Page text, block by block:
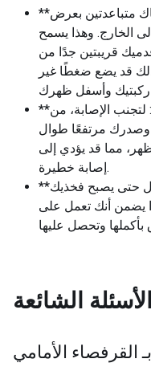
**وضع القدم**: يجب أن تكون قدماك متباعدتين بعرض
الخارج. وهذا يسمح
قريبتين جدًا من
ذلك قد يضع ضغطًا غير
**الحفاظ على عمود فقري محايد**: لتجنب الإصابة، من
مرتفعًا طوال
مما قد يؤدي إلى
إصابة خطيرة.
**نطاق الحركة الكامل**: تأكد من النزول حتى يصبح فخذيك
يضمن أنك تعمل على
وتحصل عليها
الأسئلة الشائعة
القرفصاء الأمامي